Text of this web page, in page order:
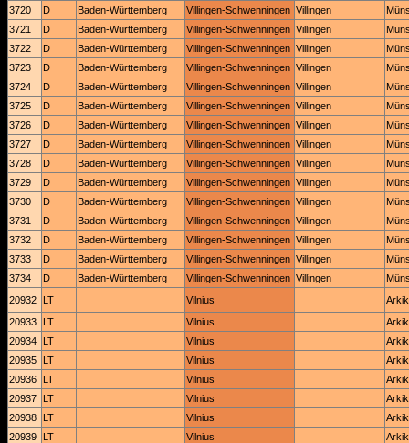
3720
D Baden-Württemberg Villingen-Schwenningen Villingen
3721
D Baden-Württemberg Villingen-Schwenningen Villingen
3722
D Baden-Württemberg Villingen-Schwenningen Villingen
3723
D Baden-Württemberg Villingen-Schwenningen Villingen
3724
D Baden-Württemberg Villingen-Schwenningen Villingen
3725
D Baden-Württemberg Villingen-Schwenningen Villingen
3726
D Baden-Württemberg Villingen-Schwenningen Villingen
3727
D Baden-Württemberg Villingen-Schwenningen Villingen
3728
D Baden-Württemberg Villingen-Schwenningen Villingen
3729
D Baden-Württemberg Villingen-Schwenningen Villingen
3730
D Baden-Württemberg Villingen-Schwenningen Villingen
3731
D Baden-Württemberg Villingen-Schwenningen Villingen
3732
D Baden-Württemberg Villingen-Schwenningen Villingen
3733
D Baden-Württemberg Villingen-Schwenningen Villingen
3734
D Baden-Württemberg Villingen-Schwenningen Villingen
20932 LT Vilnius
20933 LT Vilnius
20934 LT Vilnius
20935 LT Vilnius
20936 LT Vilnius
20937 LT Vilnius
20938 LT Vilnius
20939 LT Vilnius